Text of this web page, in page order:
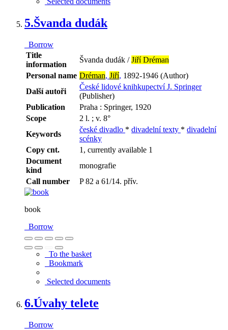
5.Švanda dudák
Borrow
Title
information
Švanda dudák /Jiří Dréman
Personal name Dréman, Jiří, 1892-1946 (Author)
Další autoři
České lidové knihkupectví J. Springer
(Publisher)
Publication
Praha : Springer, 1920
Scope
2 l. ; v. 8°
Keywords
české divadlo * divadelní texty * divadelní
scénky
Copy cnt.
1, currently available 1
Document
kind
monografie
Call number
P 82 a 61/14. přív.
book
Borrow
To the basket
Bookmark
Selected documents
6.Úvahy telete
Borrow